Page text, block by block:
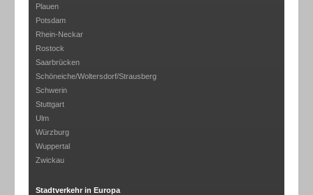
Plauen
Potsdam
Rhein-Neckar
Rostock
Saarbrücken
Schöneiche/Woltersdorf/Strausberg
Schwerin
Stuttgart
Ulm
Würzburg
Wuppertal
Zwickau
Stadtverkehr in Europa